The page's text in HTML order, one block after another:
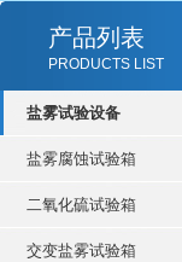
产品列表
PRODUCTS LIST
盐雾试验设备
盐雾腐蚀试验箱
二氧化硫试验箱
交变盐雾试验箱